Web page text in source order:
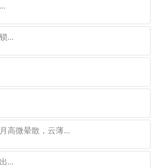
...
高微晕散，云薄...
...